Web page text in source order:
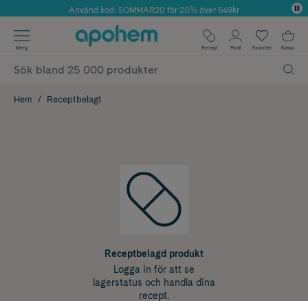
Årets Butik 2025 inom Skönhet
Använd kod: SOMMAR20 för 20% över 649kr
✓ Fri frakt
✓ Poäng på alla köp*
Meny Recept Profil Favoriter Kassa
Hem Receptbelagt
Receptbelagd produkt
Logga in för att se
lagerstatus och handla dina
recept.